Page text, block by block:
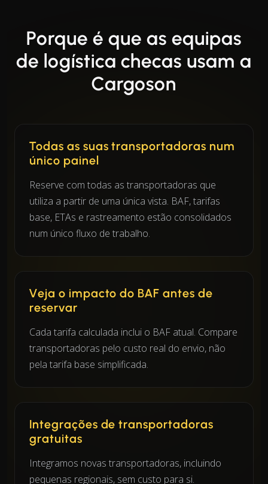
Porque é que as equipas
de logística checas usam a
Cargoson
Todas as suas transportadoras num
único painel
Reserve com todas as transportadoras que
utiliza a partir de uma única vista. BAF, tarifas
base, ETAs e rastreamento estão consolidados
num único fluxo de trabalho.
Veja o impacto do BAF antes de
reservar
Cada tarifa calculada inclui o BAF atual. Compare
transportadoras pelo custo real do envio, não
pela tarifa base simplificada.
Integrações de transportadoras
gratuitas
Integramos novas transportadoras, incluindo
pequenas regionais, sem custo para si.